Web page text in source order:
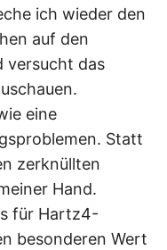
ich wieder den
auf den
versucht das
eine
Statt
zerknüllten
Hand.
für Hartz4-
besonderen Wert